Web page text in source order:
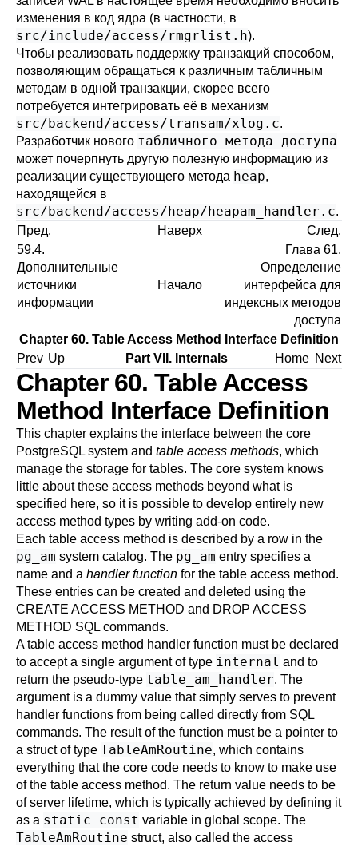
изменения в код ядра (в частности, в
src/include/access/rmgrlist.h).
Чтобы реализовать поддержку транзакций способом,
позволяющим обращаться к различным табличным
методам в одной транзакции, скорее всего
потребуется интегрировать её в механизм
src/backend/access/transam/xlog.c.
Разработчик нового табличного метода доступа
может почерпнуть другую полезную информацию из
реализации существующего метода heap,
находящейся в
src/backend/access/heap/heapam_handler.c.
Пред.
Наверх
След.
59.4.
Дополнительные
источники
информации
Начало
Глава 61.
Определение
интерфейса для
индексных методов
доступа
Chapter 60. Table Access Method Interface Definition
Prev Up Part VII. Internals Home Next
Chapter 60. Table Access
Method Interface Definition
This chapter explains the interface between the core
PostgreSQL system and table access methods, which
manage the storage for tables. The core system knows
little about these access methods beyond what is
specified here, so it is possible to develop entirely new
access method types by writing add-on code.
Each table access method is described by a row in the
pg_am system catalog. The pg_am entry specifies a
name and a handler function for the table access method.
These entries can be created and deleted using the
CREATE ACCESS METHOD and DROP ACCESS
METHOD SQL commands.
A table access method handler function must be declared
to accept a single argument of type internal and to
return the pseudo-type table_am_handler. The
argument is a dummy value that simply serves to prevent
handler functions from being called directly from SQL
commands. The result of the function must be a pointer to
a struct of type TableAmRoutine, which contains
everything that the core code needs to know to make use
of the table access method. The return value needs to be
of server lifetime, which is typically achieved by defining it
as a static const variable in global scope. The
TableAmRoutine struct, also called the access